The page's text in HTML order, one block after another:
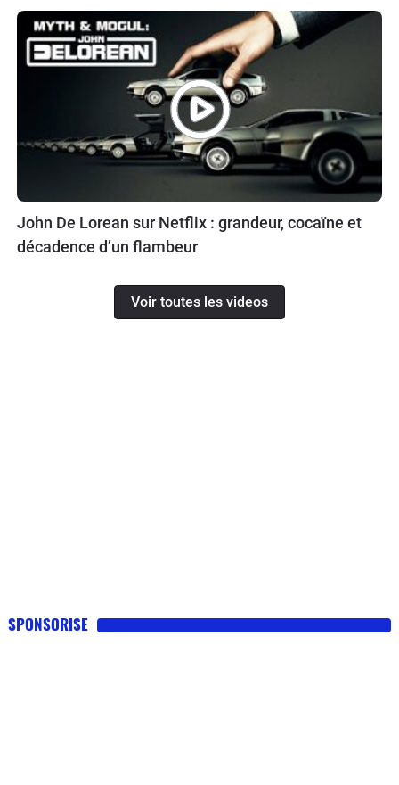
John De Lorean sur Netflix : grandeur, cocaïne et
décadence d’un flambeur
Voir toutes les videos
SPONSORISE